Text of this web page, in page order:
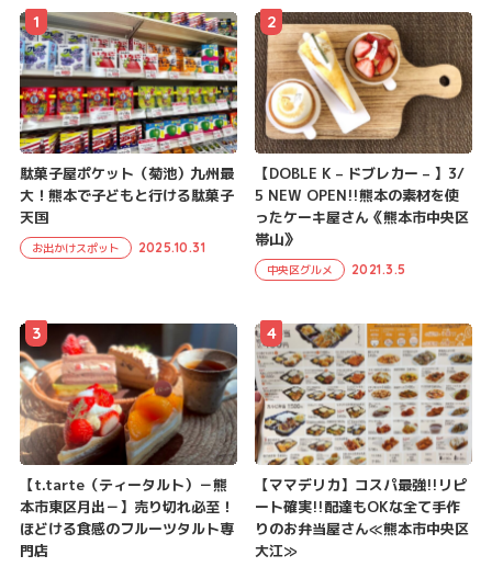
駄菓子屋ポケット（菊池）九州最
大！熊本で子どもと行ける駄菓子
天国
お出かけスポット 2025.10.31
1
【DOBLE K – ドブレカー – 】3/
5 NEW OPEN!!熊本の素材を使
ったケーキ屋さん《熊本市中央区
帯山》
中央区グルメ 2021.3.5
2
【t.tarte（ティータルト）－熊
本市東区月出－】売り切れ必至！
ほどける食感のフルーツタルト専
門店
3
【ママデリカ】コスパ最強!!リピ
ート確実!!配達もOKな全て手作
りのお弁当屋さん≪熊本市中央区
大江≫
4